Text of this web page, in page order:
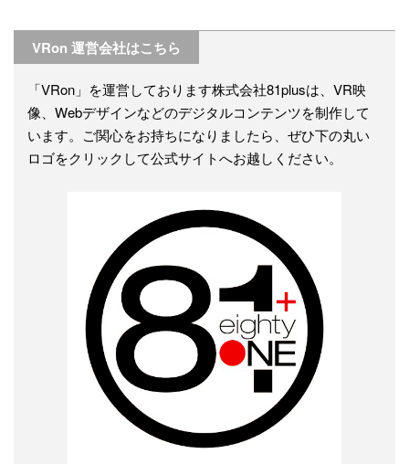
VRon 運営会社はこちら
「VRon」を運営しております株式会社81plusは、VR映
像、Webデザインなどのデジタルコンテンツを制作して
います。ご関心をお持ちになりましたら、ぜひ下の丸い
ロゴをクリックして公式サイトへお越しください。